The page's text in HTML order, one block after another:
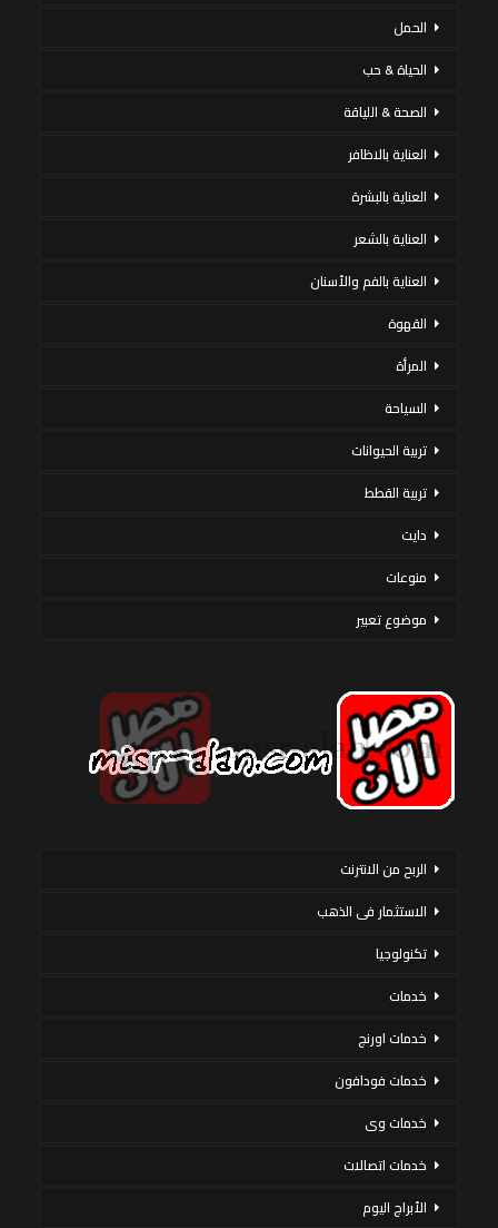
الحمل
الحياة & حب
الصحة & اللياقة
العناية بالاظافر
العناية بالبشرة
العناية بالشعر
العناية بالفم والأسنان
القهوة
المرأة
السياحة
تربية الحيوانات
تربية القطط
دايت
منوعات
موضوع تعبير
الربح من الانترنت
الاستثمار فى الذهب
تكنولوجيا
خدمات
خدمات اورنج
خدمات فودافون
خدمات وى
خدمات اتصالات
الأبراج اليوم